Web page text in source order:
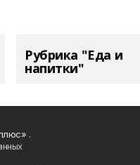
Рубрика "Еда и
напитки"
.